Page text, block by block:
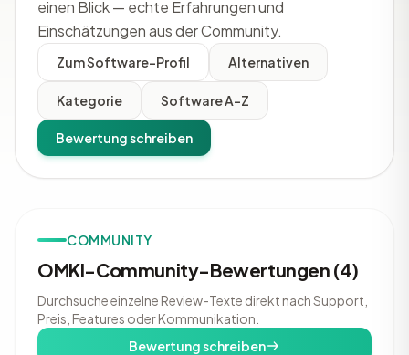
einen Blick — echte Erfahrungen und
Einschätzungen aus der Community.
Zum Software-Profil Alternativen
Kategorie Software A-Z
Bewertung schreiben
COMMUNITY
OMKI-Community-Bewertungen (4)
Durchsuche einzelne Review-Texte direkt nach Support,
Preis, Features oder Kommunikation.
Bewertung schreiben